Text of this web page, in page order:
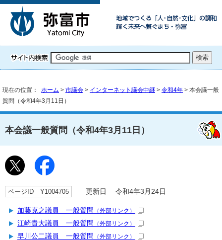
現在の位置： ホーム > 市議会 > インターネット議会中継 > 令和4年 > 本会議一般
質問（令和4年3月11日）
本会議一般質問（令和4年3月11日）
ページID Y1004705 更新日 令和4年3月24日
加藤克之議員 一般質問 （外部リンク）
江崎貴大議員 一般質問 （外部リンク）
早川公二議員 一般質問 （外部リンク）